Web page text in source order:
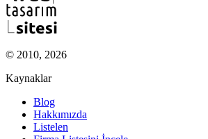
© 2010, 2026
Kaynaklar
Blog
Hakkımızda
Listelen